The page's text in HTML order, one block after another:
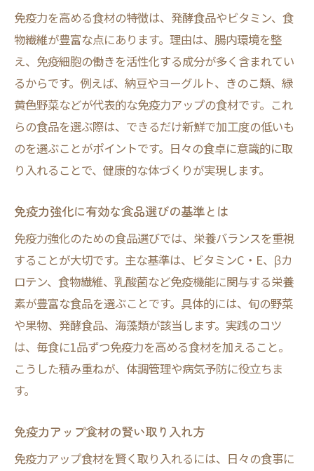
免疫力を高める食材の特徴は、発酵食品やビタミン、食
物繊維が豊富な点にあります。理由は、腸内環境を整
え、免疫細胞の働きを活性化する成分が多く含まれてい
るからです。例えば、納豆やヨーグルト、きのこ類、緑
黄色野菜などが代表的な免疫力アップの食材です。これ
らの食品を選ぶ際は、できるだけ新鮮で加工度の低いも
のを選ぶことがポイントです。日々の食卓に意識的に取
り入れることで、健康的な体づくりが実現します。
免疫力強化に有効な食品選びの基準とは
免疫力強化のための食品選びでは、栄養バランスを重視
することが大切です。主な基準は、ビタミンC・E、βカ
ロテン、食物繊維、乳酸菌など免疫機能に関与する栄養
素が豊富な食品を選ぶことです。具体的には、旬の野菜
や果物、発酵食品、海藻類が該当します。実践のコツ
は、毎食に1品ずつ免疫力を高める食材を加えること。
こうした積み重ねが、体調管理や病気予防に役立ちま
す。
免疫力アップ食材の賢い取り入れ方
免疫力アップ食材を賢く取り入れるには、日々の食事に